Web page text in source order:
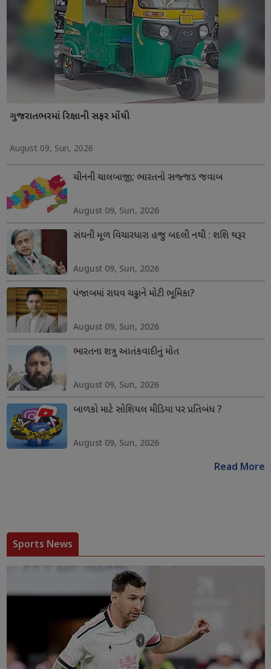
ગુજરાતભરમાં રિક્ષાની સફર મોંઘી
August 09, Sun, 2026
ચીનની ચાલબાજી; ભારતનો સજ્જડ જવાબ
August 09, Sun, 2026
સંઘની મૂળ વિચારધારા હજુ બદલી નથી : શશિ થરૂર
August 09, Sun, 2026
પંજાબમાં રાઘવ ચઢ્ઢાને મોટી ભૂમિકા?
August 09, Sun, 2026
ભારતના શત્રુ આતંકવાદીનું મોત
August 09, Sun, 2026
બાળકો માટે સોશિયલ મીડિયા પર પ્રતિબંધ ?
August 09, Sun, 2026
Read More
Sports News